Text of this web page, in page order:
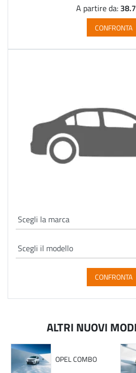
A partire da:
CONFRONTA
CONFRONTA
ALTRI NUOVI
OPEL COMBO